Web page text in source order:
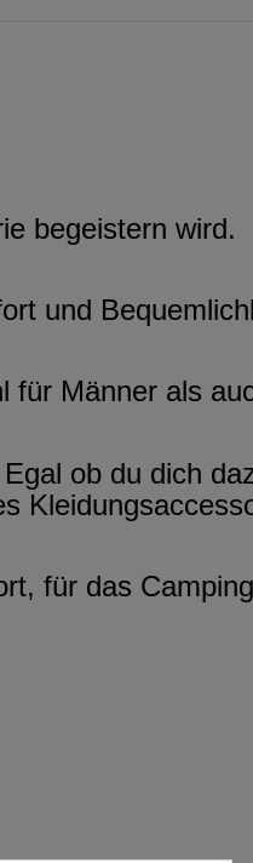
begeistern wird.
und
für Männer als
ob du dich
für das